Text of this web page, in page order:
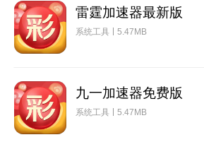
雷霆加速器最新版
系统工具 5.47MB
九一加速器免费版
系统工具 5.47MB